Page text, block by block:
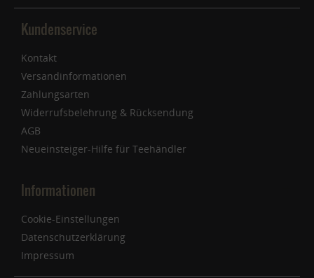
Kundenservice
Kontakt
Versandinformationen
Zahlungsarten
Widerrufsbelehrung & Rücksendung
AGB
Neueinsteiger-Hilfe für Teehändler
Informationen
Cookie-Einstellungen
Datenschutzerklärung
Impressum